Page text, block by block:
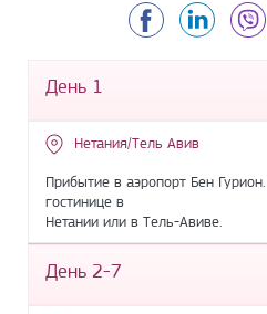
Facebook LinkedIn
День 1
Нетания/Тель Авив
Прибытие в аэропорт Бен
гостинице в
Нетании или в Тель-Авиве.
День 2-7